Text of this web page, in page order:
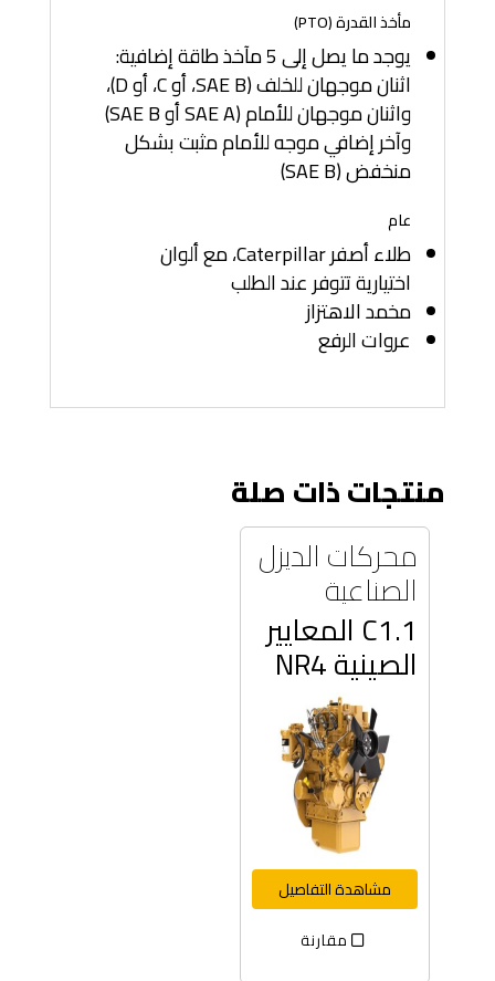
مأخذ القدرة (PTO)
يوجد ما يصل إلى 5 مآخذ طاقة إضافية:
اثنان موجهان للخلف (SAE B، أو C، أو D)،
واثنان موجهان للأمام (SAE A أو SAE B)
وآخر إضافي موجه للأمام مثبت بشكل
منخفض (SAE B)
عام
طلاء أصفر Caterpillar، مع ألوان
اختيارية تتوفر عند الطلب
مخمد الاهتزاز
عروات الرفع
منتجات ذات صلة
محركات الديزل
الصناعية
C1.1 المعايير
الصينية NR4
مشاهدة التفاصيل
مقارنة